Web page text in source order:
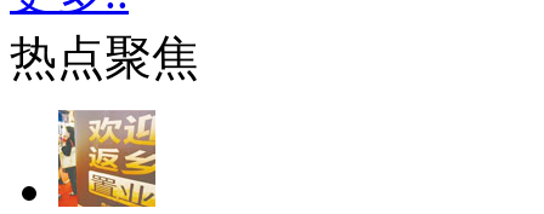
热点聚焦